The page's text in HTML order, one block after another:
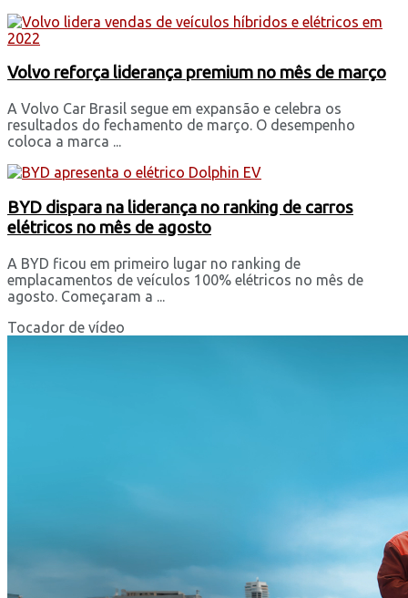
Volvo reforça liderança premium no mês de março
A Volvo Car Brasil segue em expansão e celebra os
resultados do fechamento de março. O desempenho
coloca a marca ...
BYD dispara na liderança no ranking de carros
elétricos no mês de agosto
A BYD ficou em primeiro lugar no ranking de
emplacamentos de veículos 100% elétricos no mês de
agosto. Começaram a ...
Tocador de vídeo